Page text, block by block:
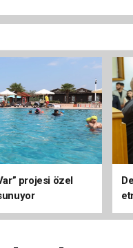
projesi özel